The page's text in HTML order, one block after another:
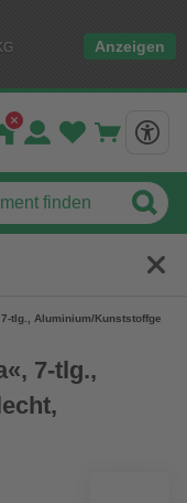
Anzeigen
tlg., Aluminium/
7-tlg.,